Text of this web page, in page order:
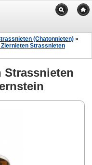
(Chatonnieten) »
Strassnieten
Strassnieten